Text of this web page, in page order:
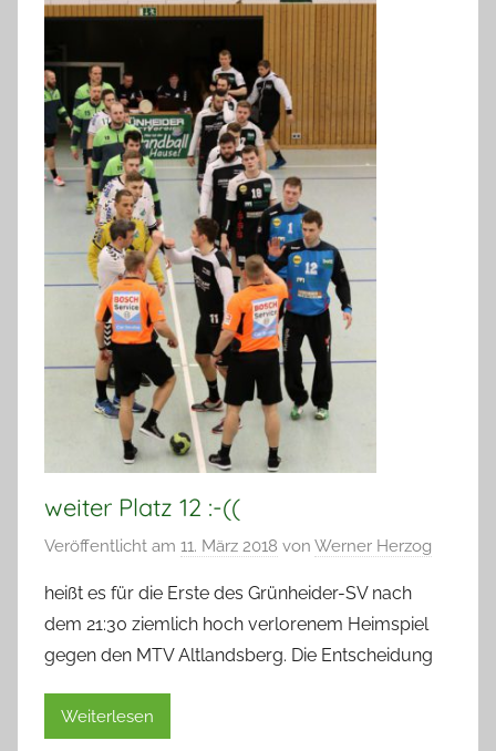
weiter Platz 12 :-((
Veröffentlicht am 11. März 2018 von Werner Herzog
heißt es für die Erste des Grünheider-SV nach
dem 21:30 ziemlich hoch verlorenem Heimspiel
gegen den MTV Altlandsberg. Die Entscheidung
Weiterlesen